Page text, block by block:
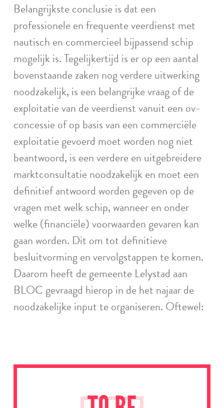
Belangrijkste conclusie is dat een
professionele en frequente veerdienst met
nautisch en commercieel bijpassend schip
mogelijk is. Tegelijkertijd is er op een aantal
bovenstaande zaken nog verdere uitwerking
noodzakelijk, is een belangrijke vraag of de
exploitatie van de veerdienst vanuit een ov-
concessie of op basis van een commerciële
exploitatie gevoerd moet worden nog niet
beantwoord, is een verdere en uitgebreidere
marktconsultatie noodzakelijk en moet een
definitief antwoord worden gegeven op de
vragen met welk schip, wanneer en onder
welke (financiële) voorwaarden gevaren kan
gaan worden. Dit om tot definitieve
besluitvorming en vervolgstappen te komen.
Daarom heeft de gemeente Lelystad aan
BLOC gevraagd hierop in de het najaar de
noodzakelijke input te organiseren. Oftewel: